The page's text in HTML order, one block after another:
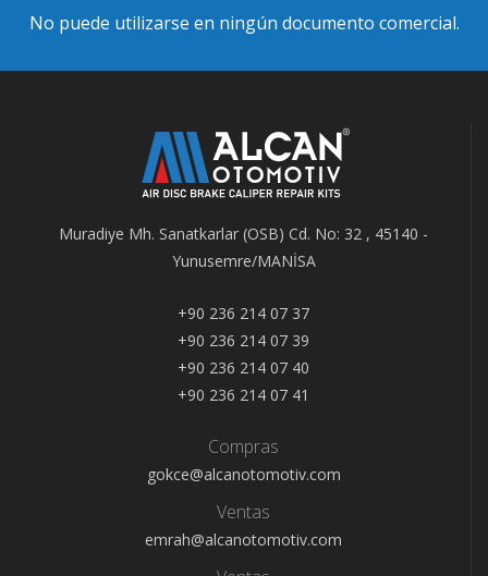
No puede utilizarse en ningún documento comercial.
Muradiye Mh. Sanatkarlar (OSB) Cd. No: 32 , 45140 -
Yunusemre/MANİSA
+90 236 214 07 37
+90 236 214 07 39
+90 236 214 07 40
+90 236 214 07 41
Compras
gokce@alcanotomotiv.com
Ventas
emrah@alcanotomotiv.com